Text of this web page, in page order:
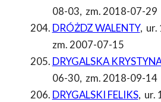
08-03, zm. 2018-07-29
DRÓŻDZ WALENTY, ur.
zm. 2007-07-15
DRYGALSKA
06-30, zm. 2018-09-14
DRYGALSKI FELIKS, ur.